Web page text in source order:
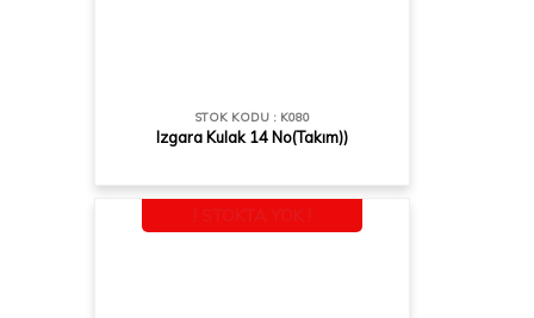
STOK KODU : K080
Izgara Kulak 14 No(Takım))